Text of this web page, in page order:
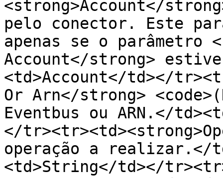
<strong>Account</
pelo conector. Este
apenas se o parâmetro
Account</strong>
<td>Account</td></
Or Arn</strong>
Eventbus ou ARN.</
</
operação a realizar.</
<td>String</td></